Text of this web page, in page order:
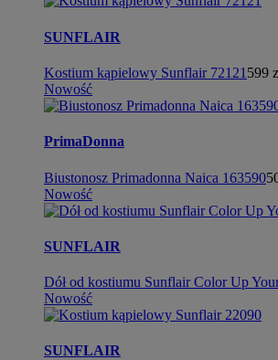
SUNFLAIR
Kostium kąpielowy Sunflair 72121 599
Nowość
PrimaDonna
Biustonosz Primadonna Naica 163590
Nowość
SUNFLAIR
Dół od kostiumu Sunflair Color Up
Nowość
SUNFLAIR